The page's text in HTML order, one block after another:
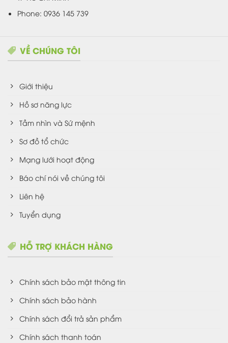
Phone: 0936 145 739
VỀ CHÚNG TÔI
Giới thiệu
Hồ sơ năng lực
Tầm nhìn và Sứ mệnh
Sơ đồ tổ chức
Mạng lưới hoạt động
Báo chí nói về chúng tôi
Liên hệ
Tuyển dụng
HỖ TRỢ KHÁCH HÀNG
Chính sách bảo mật thông tin
Chính sách bảo hành
Chính sách đổi trả sản phẩm
Chính sách thanh toán